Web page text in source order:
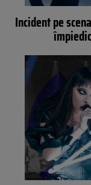
Incident pe